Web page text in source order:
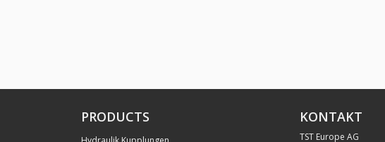
PRODUCTS KONTAKT
TST Europe AG